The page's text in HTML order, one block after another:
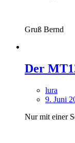
Gruß Bernd
Der
lura
9. Juni
Nur mit einer